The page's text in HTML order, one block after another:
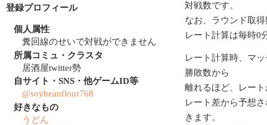
対戦数です。
なお、ラウンド取
レート計算は毎時0
レート計算時、マ
勝敗数から
離れるほど、レー
レート差から予想
きます。
登録プロフィール
個人属性
糞回線のせいで対戦ができません
所属コミュ・クラスタ
居酒屋twitter勢
自サイト・SNS・他ゲームID等
@soybeanflour768
好きなもの
うどん